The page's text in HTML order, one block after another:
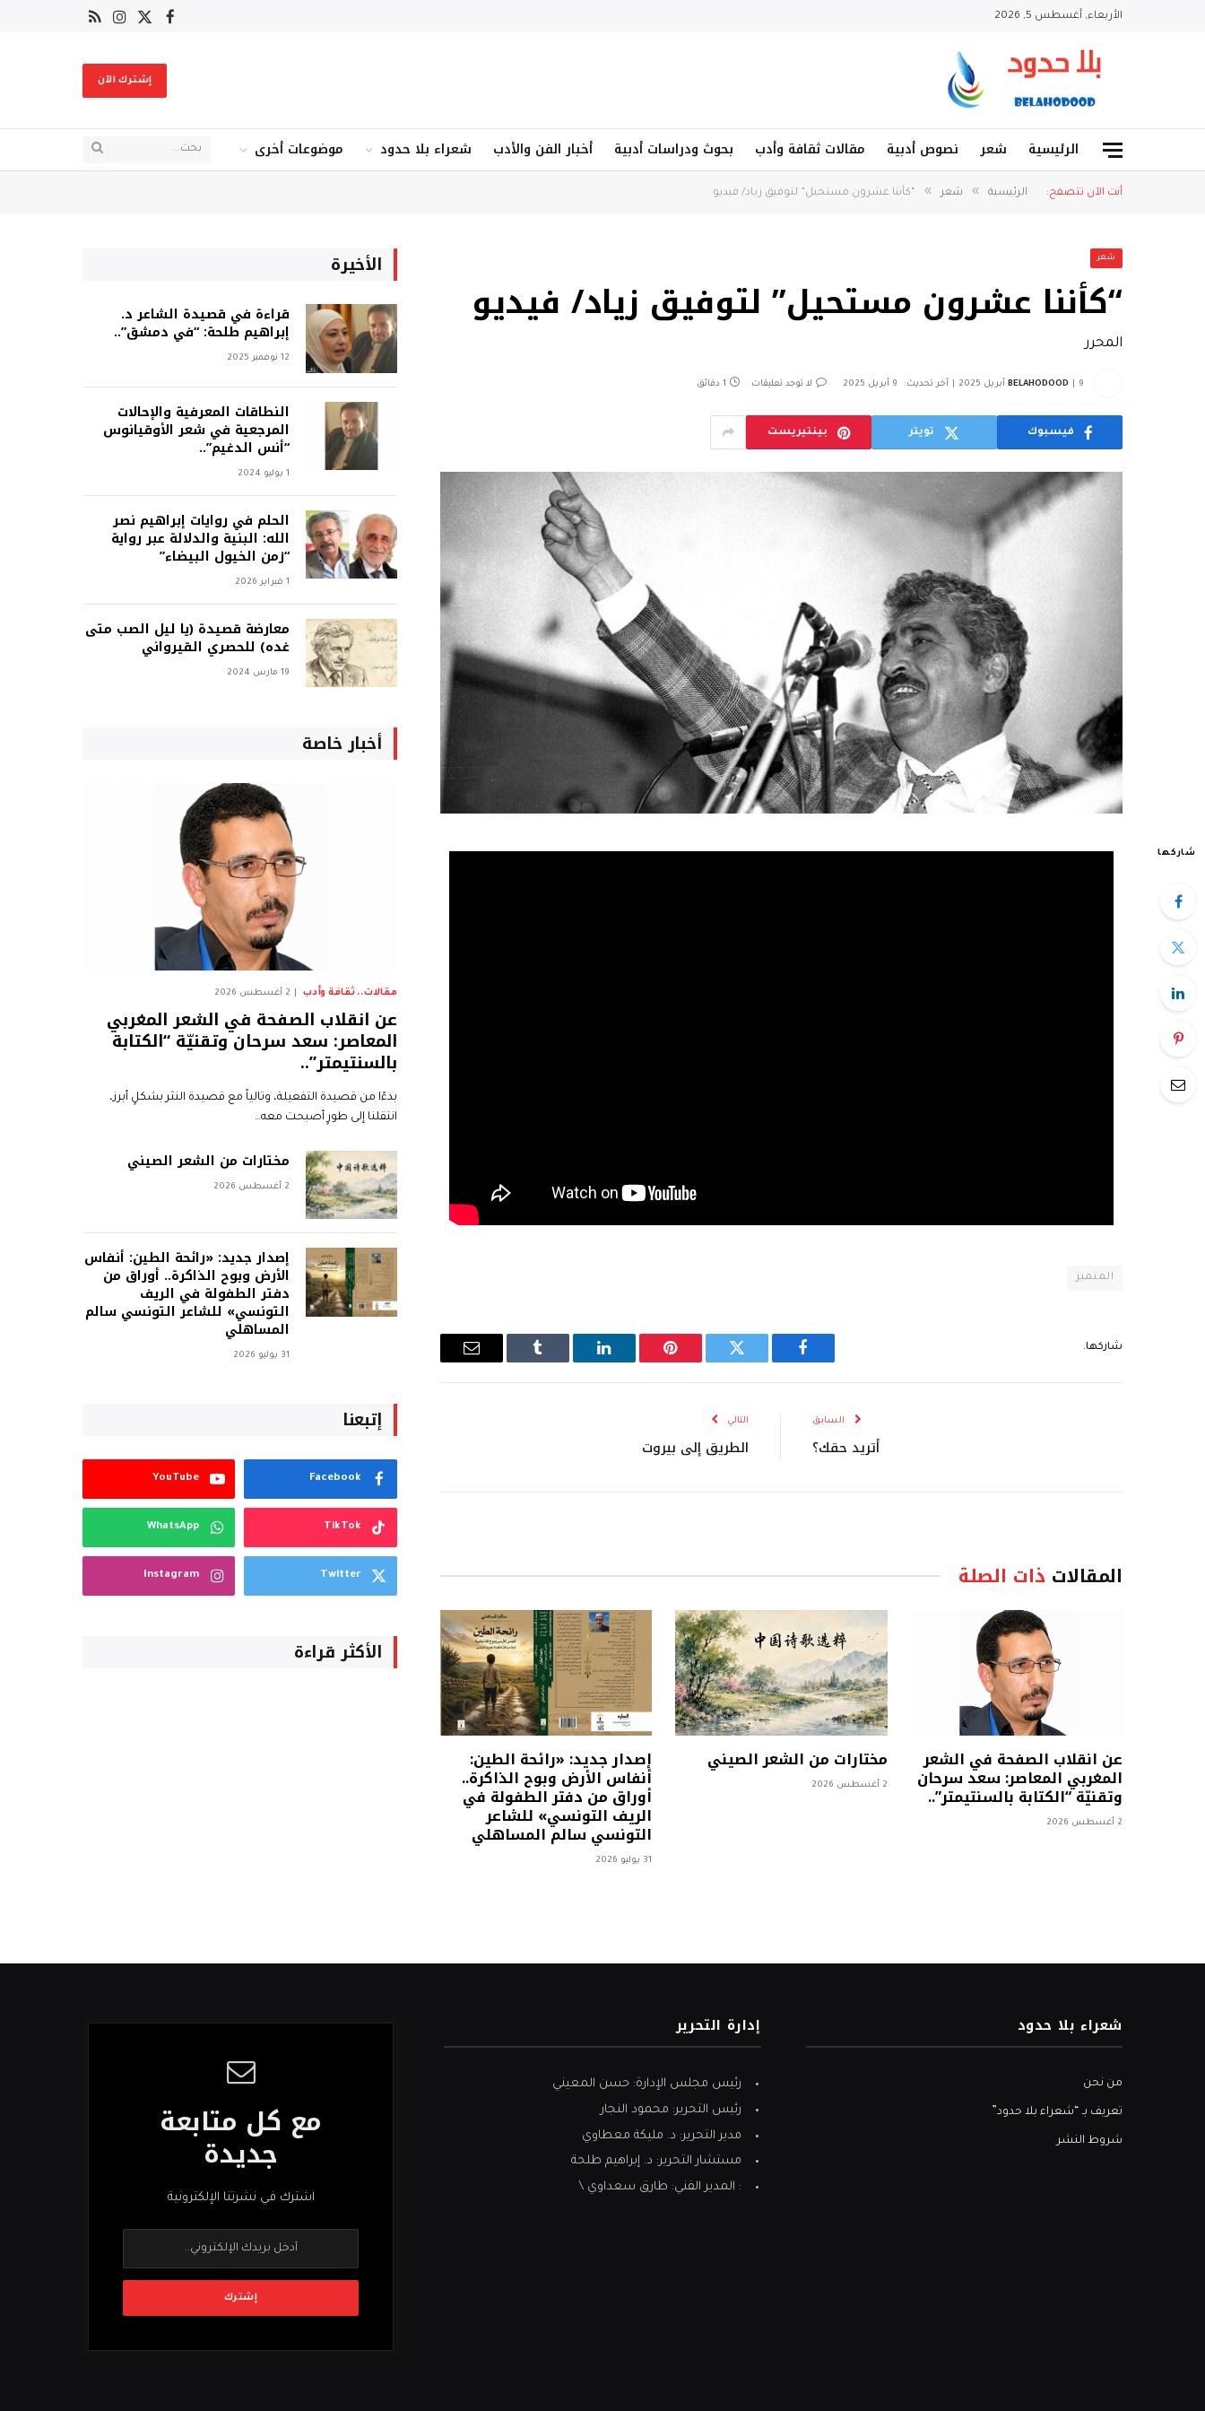
الأربعاء, أغسطس 5, 2026
فيسبوك
X
الانستغرام
RSS
إشترك الآن
الرئيسية شعر نصوص أدبية مقالات ثقافة وأدب بحوث ودراسات أدبية أخبار الفن والأدب شعراء بلا حدود موضوعات أخرى
أنت الآن تتصفح: الرئيسية » شعر » “كأننا عشرون مستحيل” لتوفيق زياد/ فيديو
شعر
“كأننا عشرون مستحيل” لتوفيق زياد/ فيديو
المحرر
BELAHODOOD 9 أبريل 2025 آخر تحديث: 9 أبريل 2025 لا توجد تعليقات 1 دقائق
فيسبوك تويتر بينتيريست
شاركها
المتميز
شاركها.
فيسبوك تويتر بينتيريستلينكدإن Tumblr
البريد
السابق
أتريد حقك؟
التالي
الطريق إلى بيروت
المقالات ذات الصلة
عن انقلاب الصفحة في الشعر
المغربي المعاصر: سعد سرحان
وتقنيّة “الكتابة بالسنتيمتر”..
2 أغسطس 2026
مختارات من الشعر الصيني
2 أغسطس 2026
إصدار جديد: «رائحة الطين:
أنفاس الأرض وبوح الذاكرة..
أوراق من دفتر الطفولة في
الريف التونسي» للشاعر
التونسي سالم المساهلي
31 يوليو 2026
الأخيرة
قراءة في قصيدة الشاعر د.
إبراهيم طلحة: “في دمشق”..
12 نوفمبر 2025
النطاقات المعرفية والإحالات
المرجعية في شعر الأوقيانوس
“أنس الدغيم”..
1 يوليو 2024
الحلم في روايات إبراهيم نصر
الله: البنية والدلالة عبر رواية
“زمن الخيول البيضاء”
1 فبراير 2026
معارضة قصيدة (يا ليل الصب متى
غده) للحصري القيرواني
19 مارس 2024
أخبار خاصة
مقالات.. ثقافة وأدب 2 أغسطس 2026
عن انقلاب الصفحة في الشعر المغربي
المعاصر: سعد سرحان وتقنيّة “الكتابة
بالسنتيمتر”..
بدءًا من قصيدة التفعيلة، وتالياً مع قصيدة النثر بشكلٍ أبرز،
انتقلنا إلى طورٍ أصبحت معه…
مختارات من الشعر الصيني
2 أغسطس 2026
إصدار جديد: «رائحة الطين: أنفاس
الأرض وبوح الذاكرة.. أوراق من
دفتر الطفولة في الريف
التونسي» للشاعر التونسي سالم
المساهلي
31 يوليو 2026
إتبعنا
Facebook
YouTube
TikTok
WhatsApp
Twitter
Instagram
الأكثر قراءة
شعراء بلا حدود
من نحن
تعريف بـ “شعراء بلا حدود”
شروط النشر
إدارة التحرير
رئيس مجلس الإدارة: حسن المعيني
رئيس التحرير: محمود النجار
مدير التحرير: د. مليكة معطاوي
مستشار التحرير: د. إبراهيم طلحة
: المدير الفني: طارق سعداوي \
مع كل متابعة
جديدة
اشترك في نشرتنا الإلكترونية